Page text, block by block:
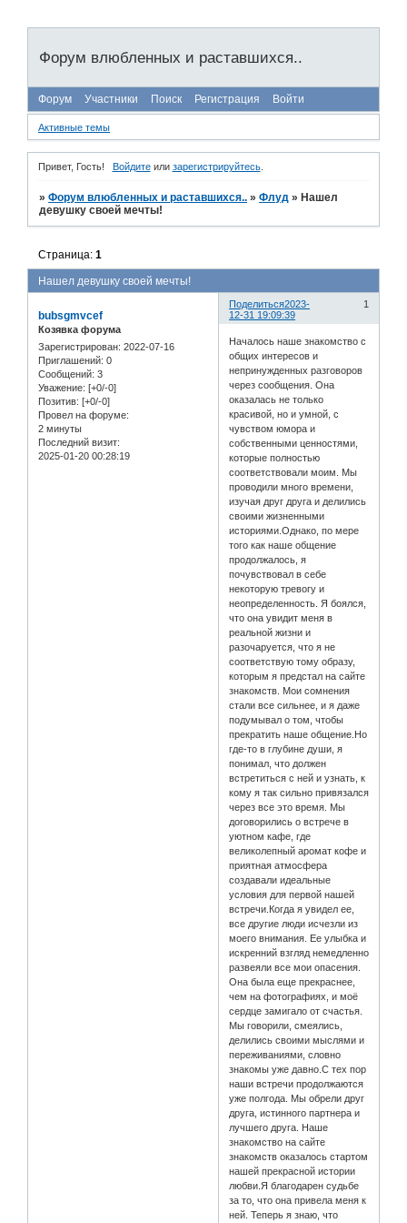
Форум влюбленных и раставшихся..
Форум Участники Поиск Регистрация Войти
Активные темы
Привет, Гость! Войдитеили зарегистрируйтесь.
»Форум влюбленных и раставшихся.. »Флуд » Нашел
девушку своей мечты!
Нашел девушку своей мечты!
Страница:1
Поделиться 1
2023-
12-31 19:09:39
bubsgmvcef
Козявка форума
Зарегистрирован: 2022-07-16
Приглашений: 0
Сообщений: 3
Уважение: [+0/-0]
Позитив: [+0/-0]
Провел на форуме:
2 минуты
Последний визит:
2025-01-20 00:28:19
Началось наше знакомство с
общих интересов и
непринужденных разговоров
через сообщения. Она
оказалась не только
красивой, но и умной, с
чувством юмора и
собственными ценностями,
которые полностью
соответствовали моим. Мы
проводили много времени,
изучая друг друга и делились
своими жизненными
историями.Однако, по мере
того как наше общение
продолжалось, я
почувствовал в себе
некоторую тревогу и
неопределенность. Я боялся,
что она увидит меня в
реальной жизни и
разочаруется, что я не
соответствую тому образу,
которым я предстал на сайте
знакомств. Мои сомнения
стали все сильнее, и я даже
подумывал о том, чтобы
прекратить наше общение.Но
где-то в глубине души, я
понимал, что должен
встретиться с ней и узнать, к
кому я так сильно привязался
через все это время. Мы
договорились о встрече в
уютном кафе, где
великолепный аромат кофе и
приятная атмосфера
создавали идеальные
условия для первой нашей
встречи.Когда я увидел ее,
все другие люди исчезли из
моего внимания. Ее улыбка и
искренний взгляд немедленно
развеяли все мои опасения.
Она была еще прекраснее,
чем на фотографиях, и моё
сердце замигало от счастья.
Мы говорили, смеялись,
делились своими мыслями и
переживаниями, словно
знакомы уже давно.С тех пор
наши встречи продолжаются
уже полгода. Мы обрели друг
друга, истинного партнера и
лучшего друга. Наше
знакомство на сайте
знакомств оказалось стартом
нашей прекрасной истории
любви.Я благодарен судьбе
за то, что она привела меня к
ней. Теперь я знаю, что